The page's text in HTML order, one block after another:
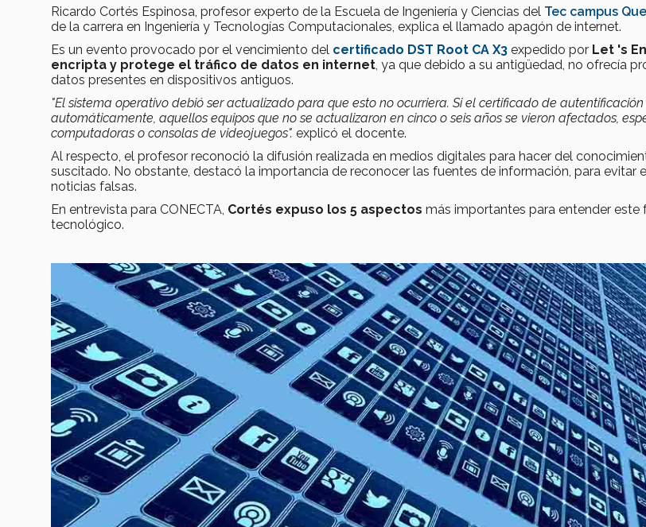
Ricardo Cortés Espinosa, profesor experto de la Escuela de Ingeniería y Ciencias del Tec campus
de la carrera en Ingeniería y Tecnologías Computacionales, explica el llamado apagón de internet.
Es un evento provocado por el vencimiento del certificado DST Root CA X3 expedido por Let 's
encripta y protege el tráfico de datos en internet , ya que debido a su antigüedad, no ofrecía
datos presentes en dispositivos antiguos.
"El sistema operativo debió ser actualizado para que esto no ocurriera. Si el certificado de
automáticamente, aquellos equipos que no se actualizaron en cinco o seis años se vieron afectados,
computadoras o consolas de videojuegos". explicó el docente.
Al respecto, el profesor reconoció la difusión realizada en medios digitales para hacer del
suscitado. No obstante, destacó la importancia de reconocer las fuentes de información, para evitar
noticias falsas.
En entrevista para CONECTA, Cortés expuso los 5 aspectos más importantes para entender este
tecnológico.